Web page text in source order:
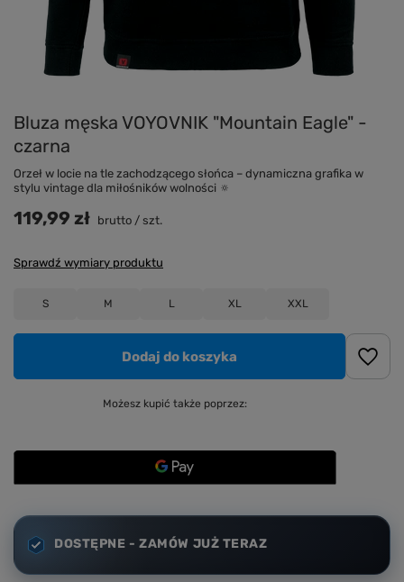
Bluza męska VOYOVNIK "Mountain Eagle" -
czarna
Orzeł w locie na tle zachodzącego słońca – dynamiczna grafika w
stylu vintage dla miłośników wolności 🔅
S M L XL XXL
Sprawdź wymiary produktu
119,99 zł brutto / szt.
Dodaj do koszyka
Możesz kupić także poprzez:
DOSTĘPNE - ZAMÓW JUŻ TERAZ